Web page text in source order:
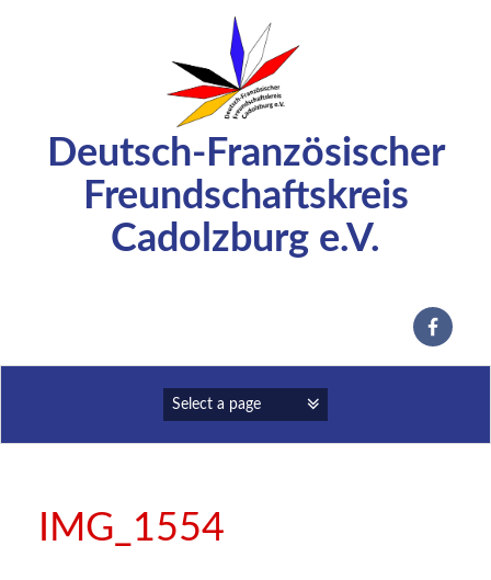
Deutsch-Französischer
Freundschaftskreis
Cadolzburg e.V.
IMG_1554